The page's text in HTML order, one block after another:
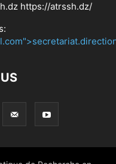
https://atrssh.dz/